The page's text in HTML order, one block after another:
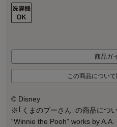
商品ガ
この商品につい
© Disney
※｢くまのプーさん｣の商品につ
“Winnie the Pooh” works by